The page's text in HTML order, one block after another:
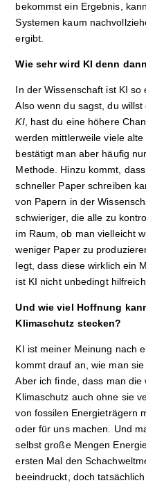
bekommst ein Ergebnis,
Systemen kaum
ergibt.
Wie sehr wird KI denn
In der Wissenschaft ist KI so
Also wenn du sagst, du
KI, hast du eine höhere
werden mittlerweile viele
bestätigt man aber häufig
Methode. Hinzu kommt,
schneller Paper schreiben
von Papern in der
schwieriger, die alle zu
im Raum, ob man vielleicht
weniger Paper zu
legt, dass diese wirklich ein
ist KI nicht unbedingt hilfreich.
Und wie viel Hoffnung
Klimaschutz stecken?
KI ist meiner Meinung nach
kommt drauf an, wie man
Aber ich finde, dass man die
Klimaschutz auch ohne sie
von fossilen Energieträgern
oder für uns machen. Und
selbst große Mengen
ersten Mal den
beeindruckt, doch